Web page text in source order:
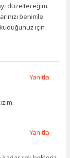
düzelteceğim.
benimle
için
Yanıtla
Yanıtla